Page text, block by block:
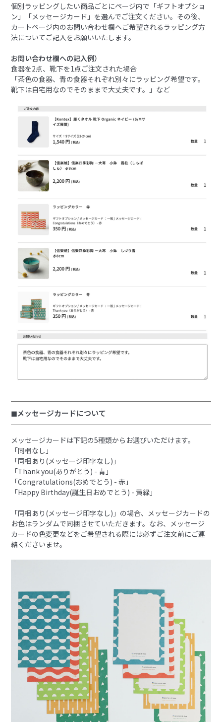
個別ラッピングしたい商品ごとにページ内で「ギフトオプショ
ン」「メッセージカード」を選んでご注文ください。その後、
カートページ内のお問い合わせ欄へご希望されるラッピング方
法についてご記入をお願いいたします。
お問い合わせ欄への記入例）
食器を2点、靴下を1点ご注文された場合
「茶色の食器、青の食器それぞれ別々にラッピング希望です。
靴下は自宅用なのでそのままで大丈夫です。」など
◼︎メッセージカードについて
メッセージカードは下記の5種類からお選びいただけます。
「同梱なし」
「同梱あり(メッセージ印字なし)」
「Thank you(ありがとう) - 青」
「Congratulations(おめでとう) - 赤」
「Happy Birthday(誕生日おめでとう) - 黄緑」
「同梱あり(メッセージ印字なし)」の場合、メッセージカードの
お色はランダムで同梱させていただきます。なお、メッセージ
カードの色変更などをご希望される際には必ずご注文前にご連
絡くださいませ。